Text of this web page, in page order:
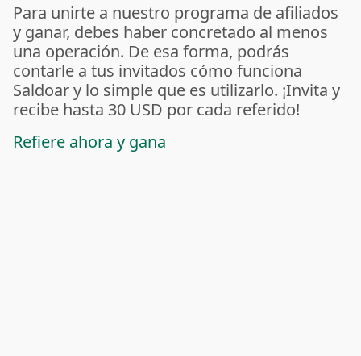
Para unirte a nuestro programa de afiliados
y ganar, debes haber concretado al menos
una operación. De esa forma, podrás
contarle a tus invitados cómo funciona
Saldoar y lo simple que es utilizarlo. ¡Invita y
recibe hasta 30 USD por cada referido!
Refiere ahora y gana